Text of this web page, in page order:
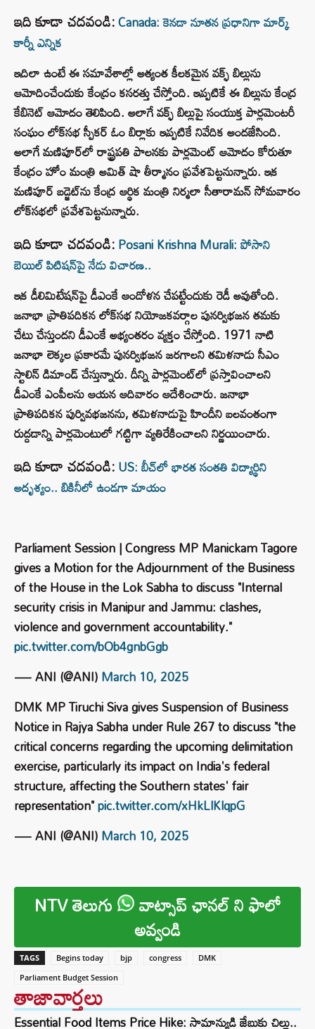
ఇది కూడా చదవండి:Canada: కెనడా నూతన ప్రధానిగా మార్క్
కార్నీ ఎన్నిక
ఇదిలా ఉంటే ఈ సమావేశాల్లో అత్యంత కీలకమైన వక్ఫ్‌ బిల్లును
ఆమోదించేందుకు కేంద్రం కసరత్తు చేస్తోంది. ఇప్పటికే ఈ బిల్లును కేంద్ర
కేబినెట్ ఆమోదం తెలిపింది. అలాగే వక్ఫ్‌ బిల్లుపై సంయుక్త పార్లమెంటరీ
సంఘం లోక్‌సభ స్పీకర్‌ ఓం బిర్లాకు ఇప్పటికే నివేదిక అందజేసింది.
అలాగే మణిపూర్‌లో రాష్ట్రపతి పాలనకు పార్లమెంట్‌ ఆమోదం కోరుతూ
కేంద్రం హోం మంత్రి అమిత్‌ షా తీర్మానం ప్రవేశపెట్టనున్నారు. ఇక
మణిపూర్‌ బడ్జెట్‌ను కేంద్ర ఆర్థిక మంత్రి నిర్మలా సీతారామన్‌ సోమవారం
లోక్‌సభలో ప్రవేశపెట్టనున్నారు.
ఇది కూడా చదవండి:Posani Krishna Murali: పోసాని
బెయిల్‌ పిటిషన్‌పై నేడు విచారణ..
ఇక డీలిమిటేషన్‌పై డీఎంకే ఆందోళన చేపట్టేందుకు రెడీ అవుతోంది.
జనాభా ప్రాతిపదికన లోక్‌సభ నియోజకవర్గాల పునర్విభజన తమకు
చేటు చేస్తుందని డీఎంకే అభ్యంతరం వ్యక్తం చేస్తోంది. 1971 నాటి
జనాభా లెక్కల ప్రకారమే పునర్విభజన జరగాలని తమిళనాడు సీఎం
స్టాలిన్‌ డిమాండ్‌ చేస్తున్నారు. దీన్ని పార్లమెంట్‌లో ప్రస్తావించాలని
డీఎంకే ఎంపీలను ఆయన ఆదివారం ఆదేశించారు. జనాభా
ప్రాతిపదికన పుర్వివభజనను, తమిళనాడుపై హిందీని బలవంతంగా
రుద్దడాన్ని పార్లమెంటులో గట్టిగా వ్యతిరేకించాలని నిర్ణయించారు.
ఇది కూడా చదవండి:US: బీచ్‌లో భారత సంతతి విద్యార్థిని
అదృశ్యం.. బికినీలో ఉండగా మాయం
Parliament Session | Congress MP Manickam Tagore
gives a Motion for the Adjournment of the Business
of the House in the Lok Sabha to discuss "Internal
security crisis in Manipur and Jammu: clashes,
violence and government accountability."
pic.twitter.com/bOb4gnbGgb
— ANI (@ANI)March 10, 2025
DMK MP Tiruchi Siva gives Suspension of Business
Notice in Rajya Sabha under Rule 267 to discuss "the
critical concerns regarding the upcoming delimitation
exercise, particularly its impact on India's federal
structure, affecting the Southern states' fair
representation"pic.twitter.com/xHkLlKlqpG
— ANI (@ANI)March 10, 2025
NTV తెలుగు వాట్సాప్ ఛానల్ ని ఫాలో
అవ్వండి
TAGS Begins today bjp congress
DMK
Parliament Budget Session
తాజావార్తలు
Essential Food Items Price Hike: సామాన్యుడి జేబుకు చిల్లు..